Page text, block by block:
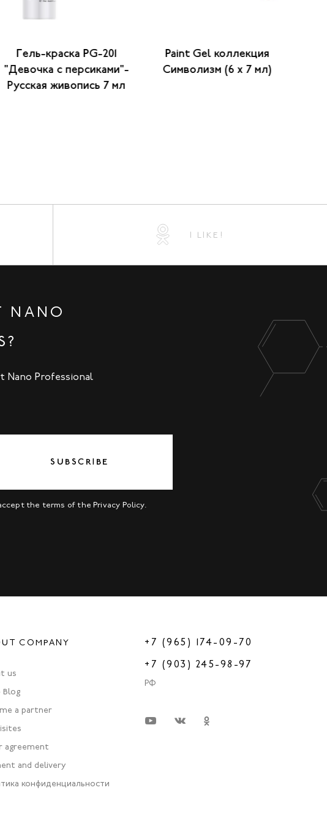
Гель-краска PG-201
"Девочка с персиками"-
Русская живопись 7 мл
Paint Gel коллекция
Символизм (6 x 7 мл)
I LIKE!
NANO
Nano Professional
SUBSCRIBE
the terms of thePrivacy Policy.
COMPANY
us
Blog
a partner
agreement
and delivery
конфиденциальности
+7 (965) 174-09-70
+7 (903) 245-98-97
РФ